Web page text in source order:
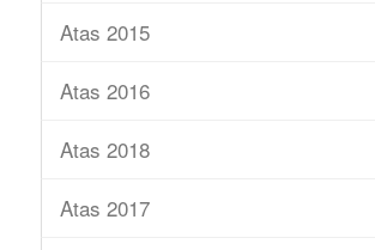
Atas 2015
Atas 2016
Atas 2018
Atas 2017